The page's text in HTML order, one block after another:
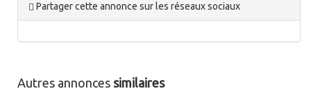
Partager cette annonce sur les réseaux sociaux
Autres annonces similaires